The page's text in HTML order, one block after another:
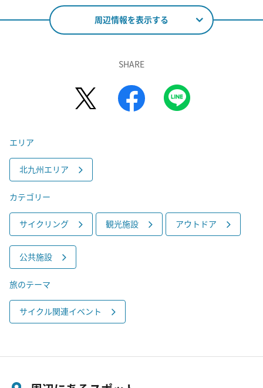
周辺情報を表示する
SHARE
エリア
北九州エリア
カテゴリー
サイクリング 観光施設 アウトドア
公共施設
旅のテーマ
サイクル関連イベント